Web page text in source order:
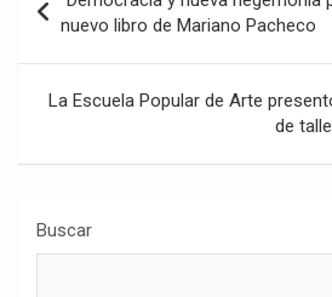
de
entradas
nuevo libro de Mariano Pacheco
La Escuela Popular de Arte
de
Buscar